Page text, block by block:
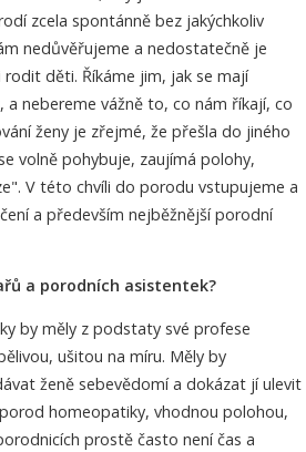
zcela spontánně bez jakýchkoliv
nedůvěřujeme a nedostatečně je
děti. Říkáme jim, jak se mají
nebereme vážně to, co nám říkají, co
ženy je zřejmé, že přešla do jiného
volně pohybuje, zaujímá polohy,
V této chvíli do porodu vstupujeme a
a především nejběžnější porodní
a porodních asistentek?
by měly z podstaty své profese
ušitou na míru. Měly by
ženě sebevědomí a dokázat jí ulevit
homeopatiky, vhodnou polohou,
prostě často není čas a